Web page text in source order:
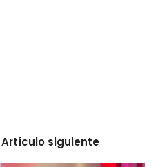
Artículo siguiente